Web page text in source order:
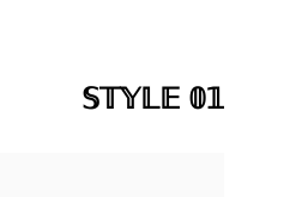
𝕊𝕋𝕐𝕃𝔼 𝟘𝟙